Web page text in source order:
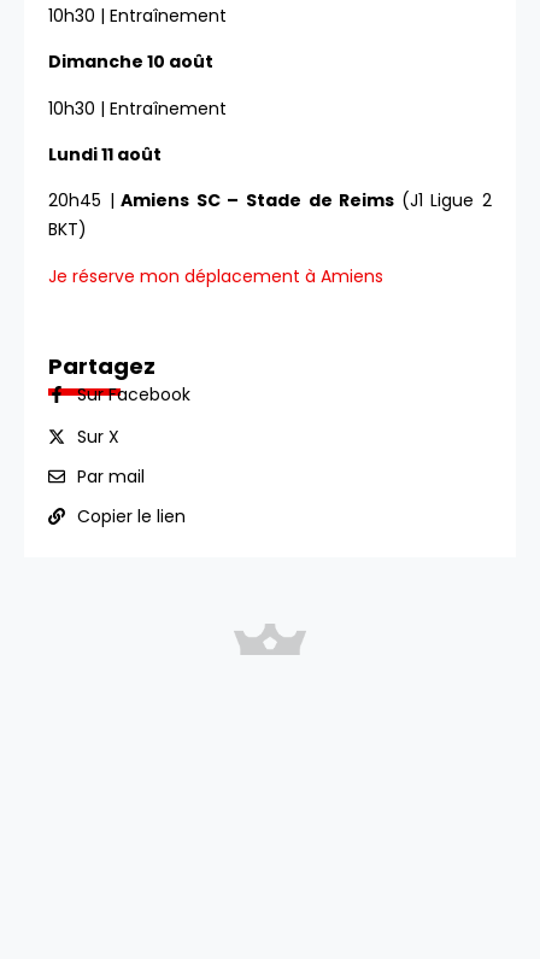
10h30 | Entraînement
Dimanche 10 août
10h30 | Entraînement
Lundi 11 août
20h45 | Amiens SC – Stade de Reims (J1 Ligue 2
BKT)
Je réserve mon déplacement à Amiens
Partagez
Sur Facebook
Sur X
Par mail
Copier le lien